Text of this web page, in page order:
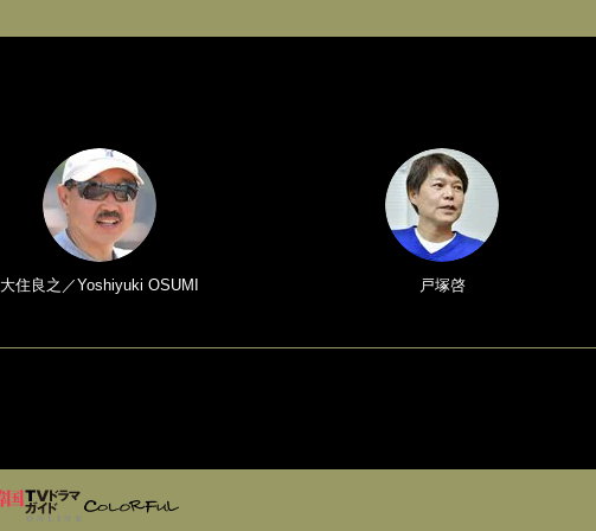
大住良之／Yoshiyuki OSUMI 戸塚啓